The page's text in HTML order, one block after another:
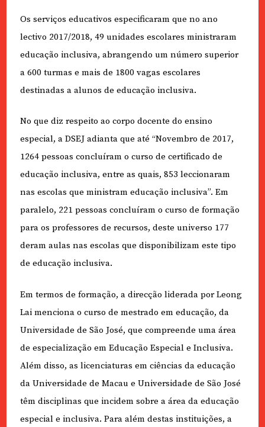
Os serviços educativos especificaram que no ano
lectivo 2017/2018, 49 unidades escolares ministraram
educação inclusiva, abrangendo um número superior
a 600 turmas e mais de 1800 vagas escolares
destinadas a alunos de educação inclusiva.
No que diz respeito ao corpo docente do ensino
especial, a DSEJ adianta que até “Novembro de 2017,
1264 pessoas concluíram o curso de certificado de
educação inclusiva, entre as quais, 853 leccionaram
nas escolas que ministram educação inclusiva”. Em
paralelo, 221 pessoas concluíram o curso de formação
para os professores de recursos, deste universo 177
deram aulas nas escolas que disponibilizam este tipo
de educação inclusiva.
Em termos de formação, a direcção liderada por Leong
Lai menciona o curso de mestrado em educação, da
Universidade de São José, que compreende uma área
de especialização em Educação Especial e Inclusiva.
Além disso, as licenciaturas em ciências da educação
da Universidade de Macau e Universidade de São José
têm disciplinas que incidem sobre a área da educação
especial e inclusiva. Para além destas instituições, a